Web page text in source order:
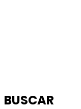
BUSCAR